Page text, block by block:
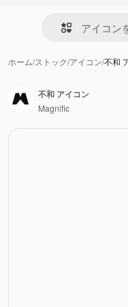
ホーム/ストック/アイコン/不和
不和 アイコン
Magnific